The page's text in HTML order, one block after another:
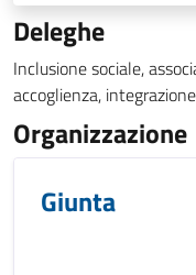
Deleghe
Inclusione sociale,
accoglienza,
Organizzazione
Giunta